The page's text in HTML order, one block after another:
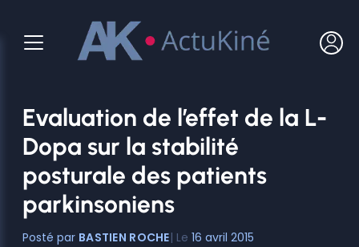
contenu
Evaluation de l’effet de la L-
Dopa sur la stabilité
posturale des patients
parkinsoniens
BASTIEN ROCHE 16 avril 2015